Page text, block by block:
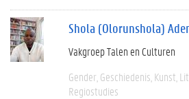
Shola (Olorunshola)
Vakgroep Talen en Culturen
Gender Geschiedenis Kunst
Regiostudies